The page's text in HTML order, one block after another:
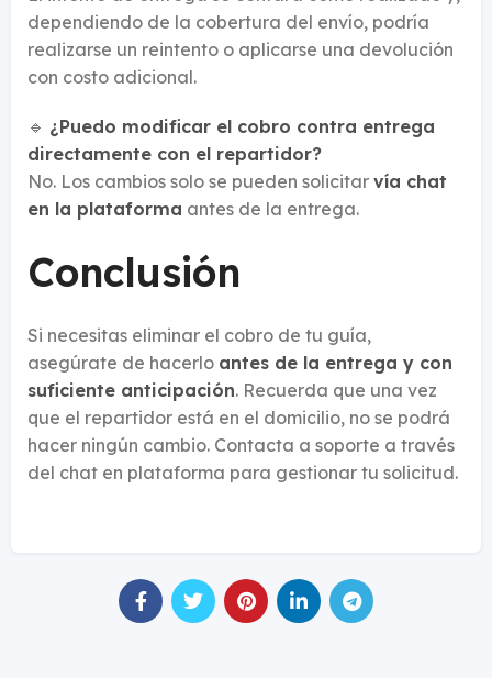
dependiendo de la cobertura del envío, podría
realizarse un reintento o aplicarse una devolución
con costo adicional.
🔹 ¿Puedo modificar el cobro contra entrega
directamente con el repartidor?
No. Los cambios solo se pueden solicitar vía chat
en la plataforma antes de la entrega.
Conclusión
Si necesitas eliminar el cobro de tu guía,
asegúrate de hacerlo antes de la entrega y con
suficiente anticipación. Recuerda que una vez
que el repartidor está en el domicilio, no se podrá
hacer ningún cambio. Contacta a soporte a través
del chat en plataforma para gestionar tu solicitud.